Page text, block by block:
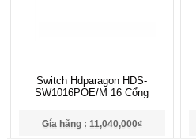
Switch Hdparagon HDS-
SW1016POE/M 16 Cổng
Gía hãng : 11,040,000₫